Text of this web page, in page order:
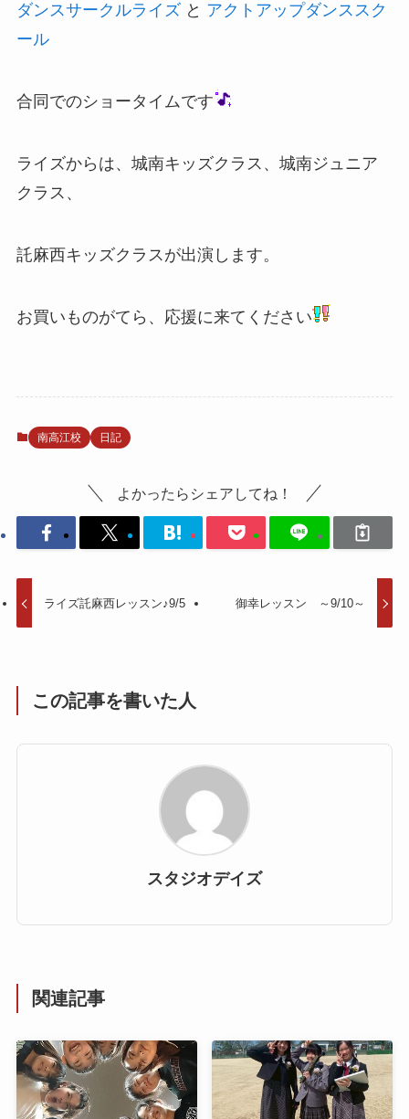
ダンスサークルライズと アクトアップダンススク
ール
合同でのショータイムです
ライズからは、城南キッズクラス、城南ジュニア
クラス、
託麻西キッズクラスが出演します。
お買いものがてら、応援に来てください
南高江校 日記
よかったらシェアしてね！
ライズ託麻西レッスン♪9/5 御幸レッスン ～9/10～
この記事を書いた人
スタジオデイズ
関連記事